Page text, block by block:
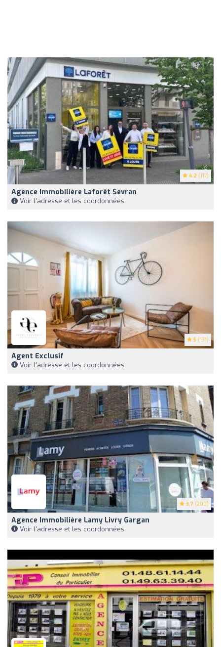
4.2 (117)
Agence Immobilière Laforêt Sevran
Voir l'adresse et les coordonnées
5 (131)
Agent Exclusif
Voir l'adresse et les coordonnées
3.7 (200)
Agence Immobilière Lamy Livry Gargan
Voir l'adresse et les coordonnées